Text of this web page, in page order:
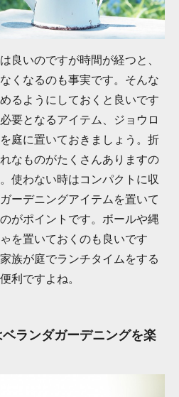
良いのですが時間が経つと、
くなるのも事実です。そんな
るようにしておくと良いです
要となるアイテム、ジョウロ
庭に置いておきましょう。折
なものがたくさんありますの
使わない時はコンパクトに収
ーデニングアイテムを置いて
がポイントです。ボールや縄
を置いておくのも良いです
族が庭でランチタイムをする
利ですよね。
ランダガーデニングを楽